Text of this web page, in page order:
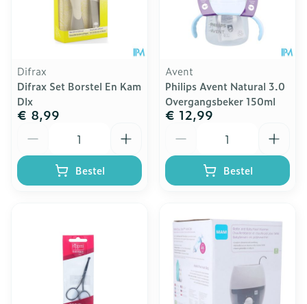
Difrax
Difrax Set Borstel En Kam
Dlx
€ 8,99
Bestel
Avent
Philips Avent Natural 3.0
Overgangsbeker 150ml
€ 12,99
Bestel